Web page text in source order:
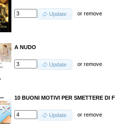
Update orremove
A NUDO
Update orremove
10 BUONI MOTIVI PER SMETTERE DI
Update orremove